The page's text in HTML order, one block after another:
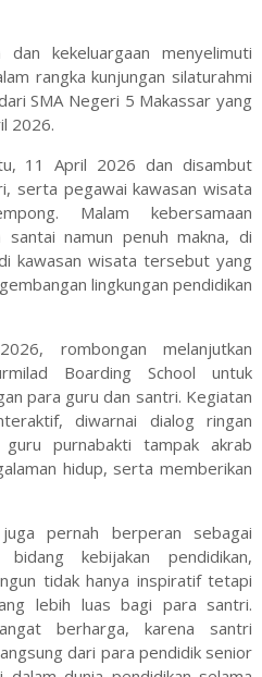
dan kekeluargaan menyelimuti
rangka kunjungan silaturahmi
SMA Negeri 5 Makassar yang
2026.
11 April 2026 dan disambut
serta pegawai kawasan wisata
Malam kebersamaan
santai namun penuh makna, di
kawasan wisata tersebut yang
lingkungan pendidikan
rombongan melanjutkan
Boarding School untuk
para guru dan santri. Kegiatan
diwarnai dialog ringan
purnabakti tampak akrab
hidup, serta memberikan
pernah berperan sebagai
kebijakan pendidikan,
tidak hanya inspiratif tetapi
lebih luas bagi para santri.
berharga, karena santri
dari para pendidik senior